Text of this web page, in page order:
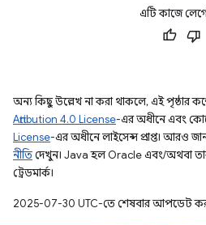
এটি কাজে
অন্য কিছু উল্লেখ না করা থাকলে, এই পৃষ্ঠার
Attribution 4.0 License-এর অধীনে এবং
License-এর অধীনে লাইসেন্স প্রাপ্ত। আরও
নীতিদেখুন। Java হল Oracle এবং/অথবা তার
ট্রেডমার্ক।
2025-07-30 UTC-তে শেষবার আপডেট